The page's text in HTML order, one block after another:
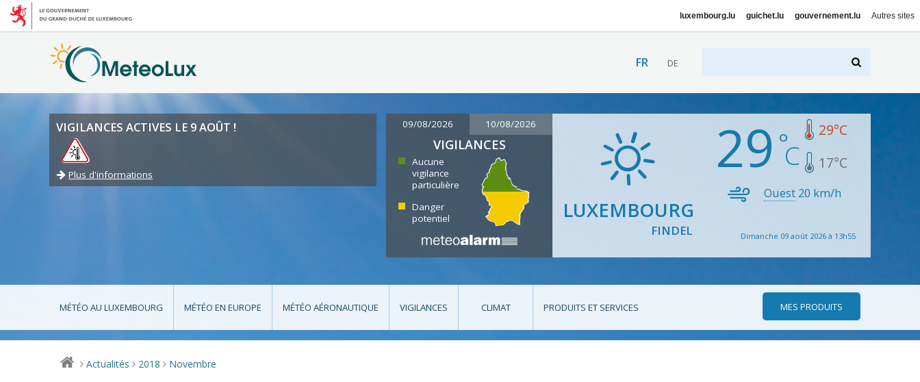
luxembourg.lu guichet.lu gouvernement.lu Autres sites
FR DE
VIGILANCES ACTIVES LE 9 AOÛT !
Plus d'informations
09/08/2026 10/08/2026
VIGILANCES
Aucune
vigilance
particulière
Danger
potentiel
LUXEMBOURG
FINDEL
29 29°C
17°C
Ouest 20 km/h
Dimanche 09 août 2026 à 13h55
MÉTÉO AU LUXEMBOURG MÉTÉO EN EUROPE MÉTÉO AÉRONAUTIQUE VIGILANCES CLIMAT PRODUITS ET SERVICES MES PRODUITS
> Actualités > 2018 > Novembre